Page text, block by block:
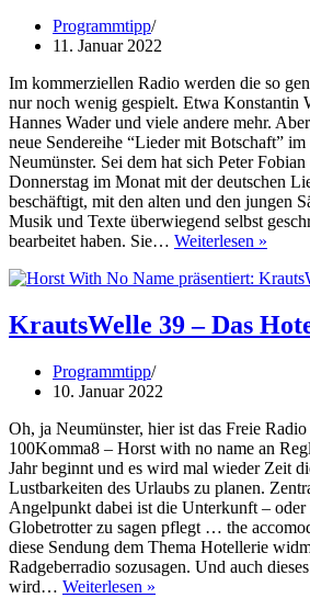
Programmtipp
11. Januar 2022
Im kommerziellen Radio werden die so
nur noch wenig gespielt. Etwa Konstantin
Hannes Wader und viele andere mehr.
neue Sendereihe “Lieder mit Botschaft”
Neumünster. Sei dem hat sich Peter
Donnerstag im Monat mit der deutschen
beschäftigt, mit den alten und den jungen
Musik und Texte überwiegend selbst
bearbeitet haben. Sie… Weiterlesen »
unsere
ins
zweite
Jahr
KrautsWelle 39 – Das
Programmtipp
10. Januar 2022
Oh, ja Neumünster, hier ist das Freie
100Komma8 – Horst with no name an
Jahr beginnt und es wird mal wieder Zeit
Lustbarkeiten des Urlaubs zu planen.
Angelpunkt dabei ist die Unterkunft –
Globetrotter zu sagen pflegt … the
diese Sendung dem Thema Hotellerie
Radgeberradio sozusagen. Und auch
wird… Weiterlesen »